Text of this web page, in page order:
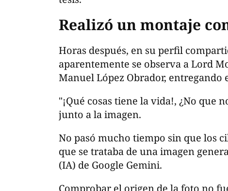
Lord Molécula pidió a cibernautas
llegar al expresidente y así facilitar
tesis.
Realizó un montaje
Horas después, en su perfil